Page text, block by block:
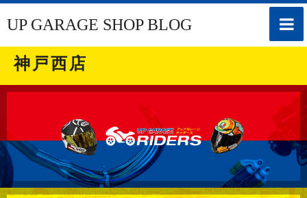
toggle
UP GARAGE SHOP BLOG
神戸西店